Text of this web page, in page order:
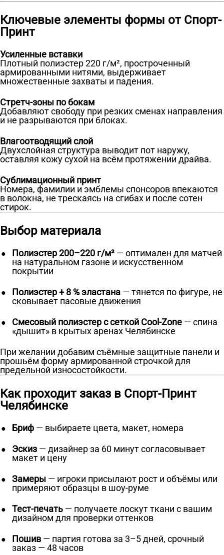
Ключевые элементы формы от Спорт-
Принт
Усиленные вставки
Плотный полиэстер 220 г/м², простроченный
армированными нитями, выдерживает
множественные захваты и падения.
Стретч-зоны по бокам
Добавляют свободу при резких сменах направления
и не разрываются при блоках.
Влагоотводящий слой
Двухслойная структура выводит пот наружу,
оставляя кожу сухой на всём протяжении драйва.
Сублимационный принт
Номера, фамилии и эмблемы спонсоров впекаются
в волокна, не трескаясь на сгибах и после сотен
стирок.
Выбор материала
Полиэстер 200–220 г/м² — оптимален для матчей
на натуральном газоне и искусственном
покрытии
Полиэстер + 8 % эластана — тянется по фигуре, не
сковывает пасовые движения
Смесовый полиэстер с сеткой Cool-Zone — спина
«дышит» в крытых аренах Челябинске
При желании добавим съёмные защитные панели и
прошьём форму армированной строчкой для
предельной износостойкости.
Как проходит заказ в Спорт-Принт
Челябинске
Бриф — выбираете цвета, макет, номера
Эскиз — дизайнер за 60 минут согласовывает
макет и цену
Замеры — игроки присылают рост и объёмы или
примеряют образцы в шоу-руме
Тест-печать — получаете лоскут ткани с вашим
дизайном для проверки оттенков
Пошив — партия готова за 3–5 дней, срочный
заказ — 48 часов